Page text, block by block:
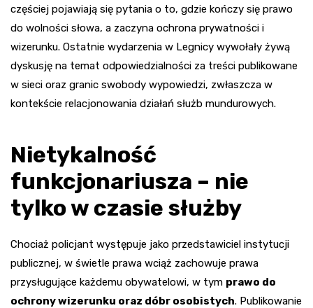
częściej pojawiają się pytania o to, gdzie kończy się prawo
do wolności słowa, a zaczyna ochrona prywatności i
wizerunku. Ostatnie wydarzenia w Legnicy wywołały żywą
dyskusję na temat odpowiedzialności za treści publikowane
w sieci oraz granic swobody wypowiedzi, zwłaszcza w
kontekście relacjonowania działań służb mundurowych.
Nietykalność
funkcjonariusza – nie
tylko w czasie służby
Chociaż policjant występuje jako przedstawiciel instytucji
publicznej, w świetle prawa wciąż zachowuje prawa
przysługujące każdemu obywatelowi, w tym prawo do
ochrony wizerunku oraz dóbr osobistych. Publikowanie